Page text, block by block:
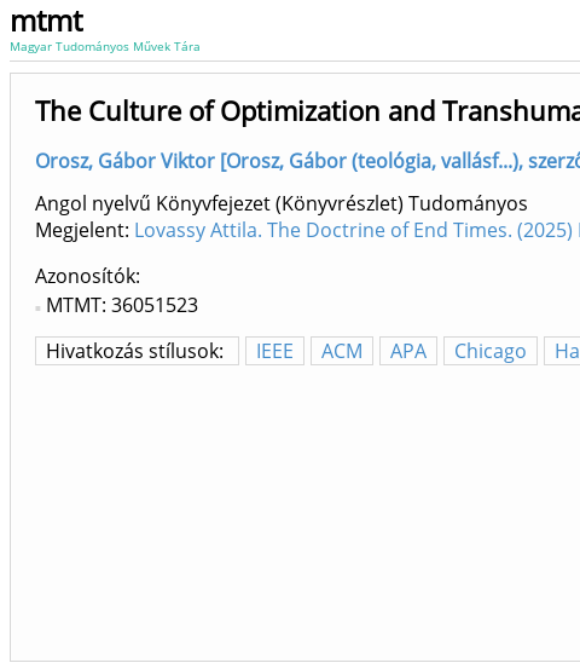
mtmt
Magyar Tudományos Művek Tára
The Culture of Optimization and
Orosz, Gábor Viktor [Orosz, Gábor (teológia, vallásf...),
Angol nyelvű Könyvfejezet (Könyvrészlet) Tudományos
Megjelent: Lovassy Attila. The Doctrine of End Times. (2025)
Azonosítók
MTMT: 36051523
Hivatkozás stílusok:
IEEE ACM APA Chicago